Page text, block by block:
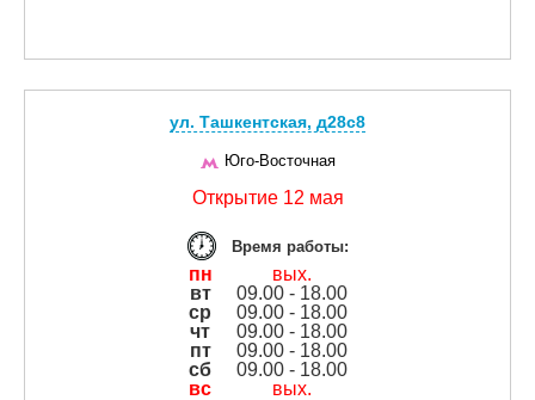
ул. Ташкентская, д28с8
Юго-Восточная
Открытие 12 мая
Время работы:
пн
вых.
вт
09.00 - 18.00
ср
09.00 - 18.00
чт
09.00 - 18.00
пт
09.00 - 18.00
сб
09.00 - 18.00
вс
вых.